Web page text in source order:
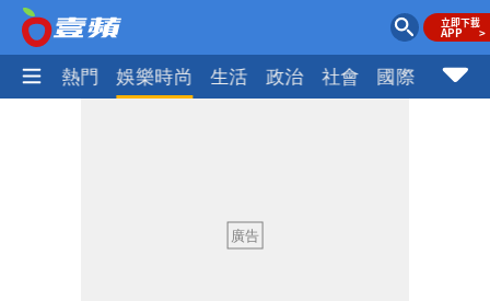
焦點 熱門 娛樂時尚 生活 政治 社會 國際 財經
國家隊戰績曝光！投資報酬率高達81%